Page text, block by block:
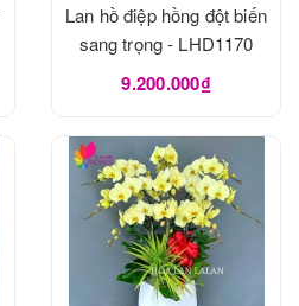
Lan hồ điệp hồng đột biến
sang trọng - LHD1170
9.200.000₫